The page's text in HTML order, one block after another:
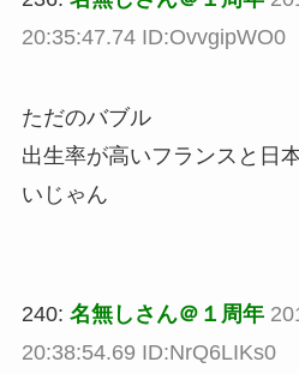
20:35:47.74 ID:OvvgipWO0
ただのバブル
出生率が高いフランスと日
いじゃん
240: 名無しさん＠１周年
20:38:54.69 ID:NrQ6LIKs0